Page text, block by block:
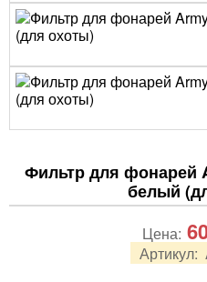
Фильтр для фонарей
белый
Артикул:
Цена: